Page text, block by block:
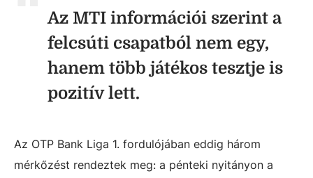
Az MTI információi szerint a
felcsúti csapatból nem egy,
hanem több játékos tesztje is
pozitív lett.
Az OTP Bank Liga 1. fordulójában eddig három
mérkőzést rendeztek meg: a pénteki nyitányon a